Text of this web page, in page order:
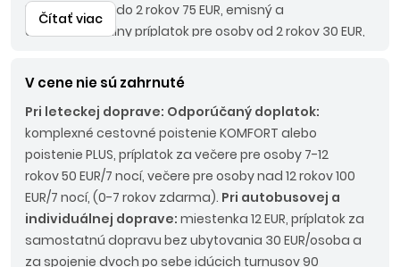
EUR, pre osoby do 2 rokov 75 EUR, emisný a
environmentálny príplatok pre osoby od 2 rokov 30 EUR,
osoby od 2 rokov 15 EUR/osoba/pobyt.
EUR/os.
Čítať viac
V cene nie sú zahrnuté
Pri leteckej doprave: Odporúčaný doplatok:
komplexné cestovné poistenie KOMFORT alebo
poistenie PLUS, príplatok za večere pre osoby 7-12
rokov 50 EUR/7 nocí, večere pre osoby nad 12 rokov 100
EUR/7 nocí, (0-7 rokov zdarma). Pri autobusovej a
individuálnej doprave: miestenka 12 EUR, príplatok za
samostatnú dopravu bez ubytovania 30 EUR/osoba a
za spojenie dvoch po sebe idúcich turnusov 90